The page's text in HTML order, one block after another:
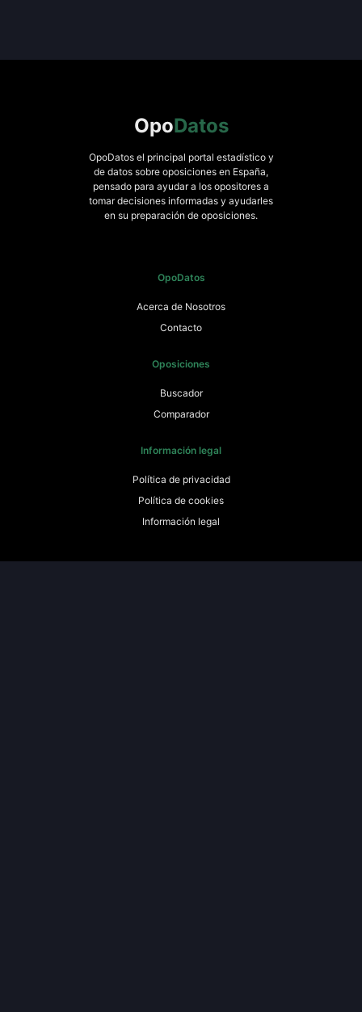
OpoDatos
OpoDatos el principal portal estadístico y
de datos sobre oposiciones en España,
pensado para ayudar a los opositores a
tomar decisiones informadas y ayudarles
en su preparación de oposiciones.
OpoDatos
Acerca de Nosotros
Contacto
Oposiciones
Buscador
Comparador
Información legal
Política de privacidad
Política de cookies
Información legal